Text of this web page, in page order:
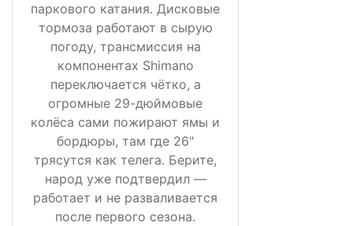
паркового катания. Дисковые
тормоза работают в сырую
погоду, трансмиссия на
компонентах Shimano
переключается чётко, а
огромные 29-дюймовые
колёса сами пожирают ямы и
бордюры, там где 26"
трясутся как телега. Берите,
народ уже подтвердил —
работает и не разваливается
после первого сезона.